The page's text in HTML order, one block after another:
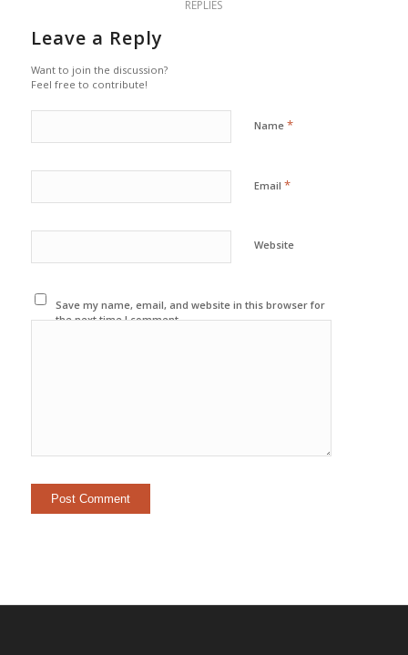
REPLIES
Leave a Reply
Want to join the discussion?
Feel free to contribute!
Name *
Email *
Website
Save my name, email, and website in this browser for
the next time I comment.